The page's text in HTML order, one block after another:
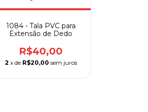
1084 - Tala PVC para
Extensão de Dedo
R$40,00
2 x de R$20,00 sem juros